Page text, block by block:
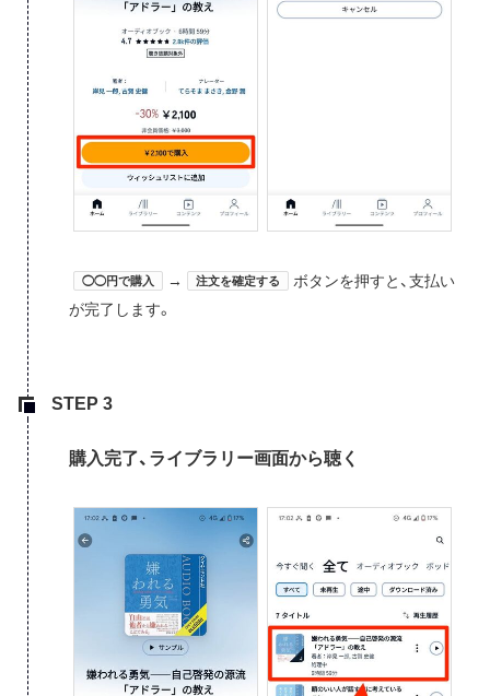
◯◯円で購入 → 注文を確定する
ボタンを押すと、支払い
が完了します。
購入完了、ライブラリー画面から聴く